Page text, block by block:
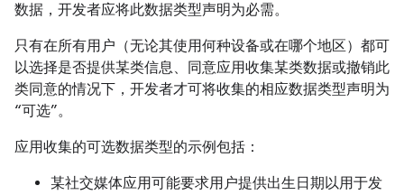
数据，开发者应将此数据类型声明为必需。
只有在所有用户（无论其使用何种设备或在哪个地区）都可
以选择是否提供某类信息、同意应用收集某类数据或撤销此
类同意的情况下，开发者才可将收集的相应数据类型声明为
“可选”。
应用收集的可选数据类型的示例包括：
某社交媒体应用可能要求用户提供出生日期以用于发